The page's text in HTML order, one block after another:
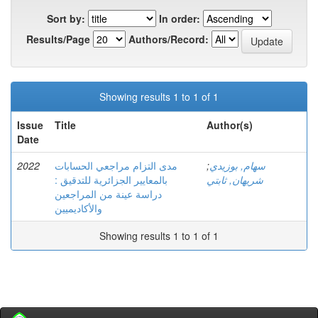
Sort by:
In order:
Results/Page
Authors/Record:
Showing results 1 to 1 of 1
Issue
Date
Title Author(s)
2022
مدى التزام مراجعي الحسابات
بالمعايير الجزائرية للتدقيق :
دراسة عينة من المراجعين
والأكاديميين
سهام, بوزيدي;
شريهان, ثابتي
Showing results 1 to 1 of 1